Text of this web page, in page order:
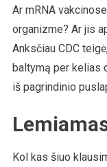
Ar mRNA
organizme? Ar jis
Anksčiau CDC
baltymą per kelias
iš pagrindinio
Kol kas šiuo